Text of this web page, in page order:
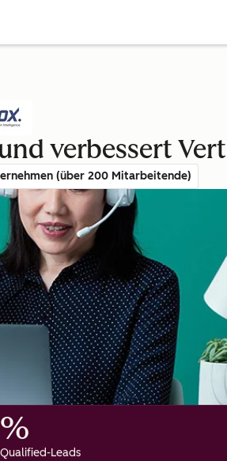
verbessert
(über 200 Mitarbeitende)
Leads